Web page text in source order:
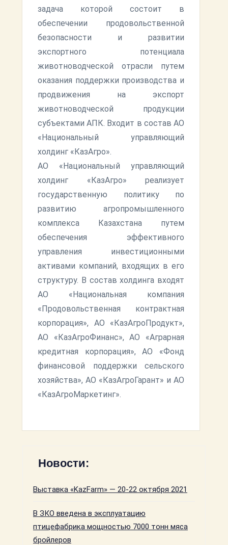
задача которой состоит в
обеспечении продовольственной
безопасности и развитии
экспортного потенциала
животноводческой отрасли путем
оказания поддержки производства и
продвижения на экспорт
животноводческой продукции
субъектами АПК. Входит в состав АО
«Национальный управляющий
холдинг «КазАгро».
АО «Национальный управляющий
холдинг «КазАгро» реализует
государственную политику по
развитию агропромышленного
комплекса Казахстана путем
обеспечения эффективного
управления инвестиционными
активами компаний, входящих в его
структуру. В состав холдинга входят
АО «Национальная компания
«Продовольственная контрактная
корпорация», АО «КазАгроПродукт»,
АО «КазАгроФинанс», АО «Аграрная
кредитная корпорация», АО «Фонд
финансовой поддержки сельского
хозяйства», АО «КазАгроГарант» и АО
«КазАгроМаркетинг».
Новости:
Выставка «KazFarm» — 20-22 октября 2021
В ЗКО введена в эксплуатацию
птицефабрика мощностью 7000 тонн мяса
бройлеров